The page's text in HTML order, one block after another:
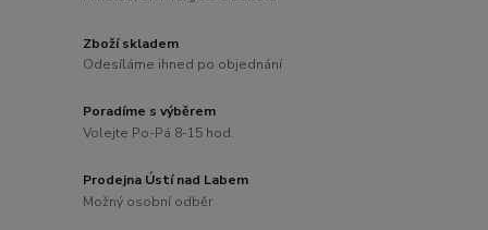
Zboží skladem
Odesíláme ihned po objednání
Poradíme s výběrem
Volejte Po-Pá 8-15 hod.
Prodejna Ústí nad Labem
Možný osobní odběr